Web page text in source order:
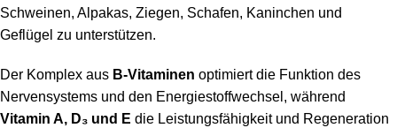
Schweinen, Alpakas, Ziegen, Schafen, Kaninchen und
Geflügel zu unterstützen.
Der Komplex aus B-Vitaminen optimiert die Funktion des
Nervensystems und den Energiestoffwechsel, während
Vitamin A, D₃ und E die Leistungsfähigkeit und Regeneration